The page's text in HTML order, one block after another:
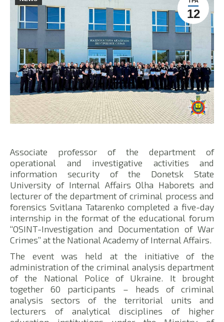
12
Associate professor of the department of
operational and investigative activities and
information security of the Donetsk State
University of Internal Affairs Olha Haborets and
lecturer of the department of criminal process and
forensics Svitlana Tatarenko completed a five-day
internship in the format of the educational forum
“OSINT-Investigation and Documentation of War
Crimes” at the National Academy of Internal Affairs.
The event was held at the initiative of the
administration of the criminal analysis department
of the National Police of Ukraine. It brought
together 60 participants – heads of criminal
analysis sectors of the territorial units and
lecturers of analytical disciplines of higher